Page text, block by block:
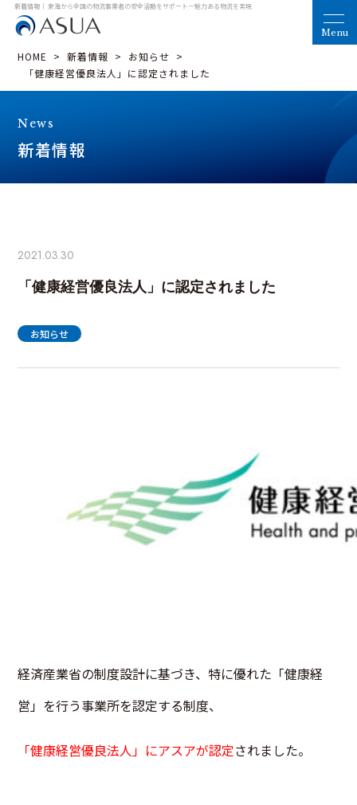
新着情報｜ 東海から全国の物流事業者の安全活動をサポート－魅力ある物流を実現
HOME > 新着情報 > お知らせ >
「健康経営優良法人」に認定されました
News
新着情報
2021.03.30
「健康経営優良法人」に認定されました
お知らせ
経済産業省の制度設計に基づき、特に優れた「健康経
営」を行う事業所を認定する制度、
「健康経営優良法人」にアスアが認定されました。